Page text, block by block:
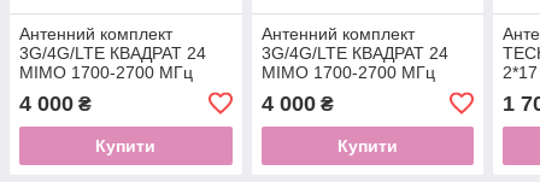
Антенний комплект
3G/4G/LTE КВАДРАТ 24
MIMO 1700-2700 МГц
24dBi (rg-58 2*10м, sma)
4 000 ₴
Купити
Антенний комплект
3G/4G/LTE КВАДРАТ 24
MIMO 1700-2700 МГц
24dBi (rg-58 2*10м, crc9)
4 000₴
Купити
1